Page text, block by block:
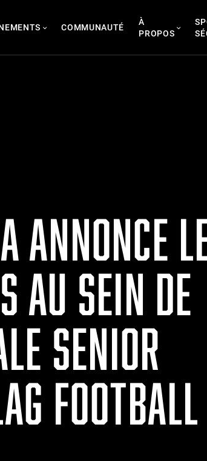
COMMUNAUTÉ
À
PROPOS
ANNONCE
AU SEIN DE
SENIOR
FOOTBALL